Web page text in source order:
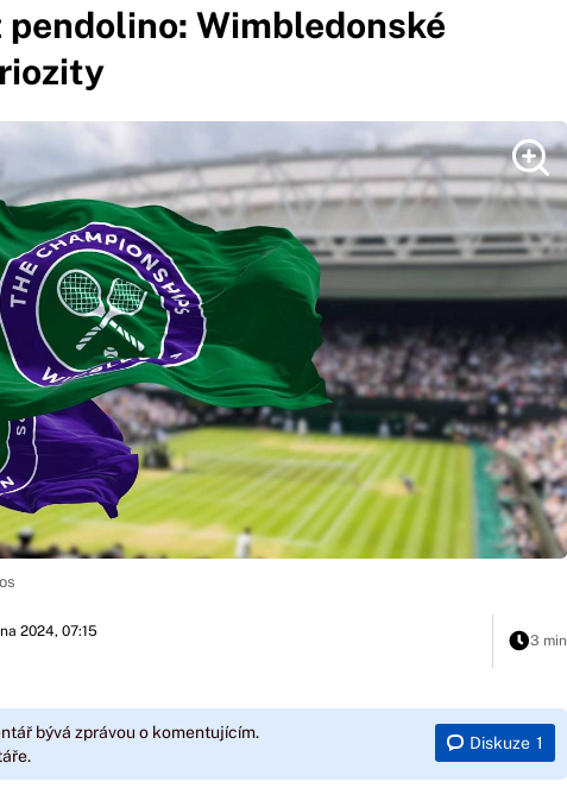
Wimbledonské
2024, 07:15
3 min
bývá zprávou o komentujícím.
Diskuze 1